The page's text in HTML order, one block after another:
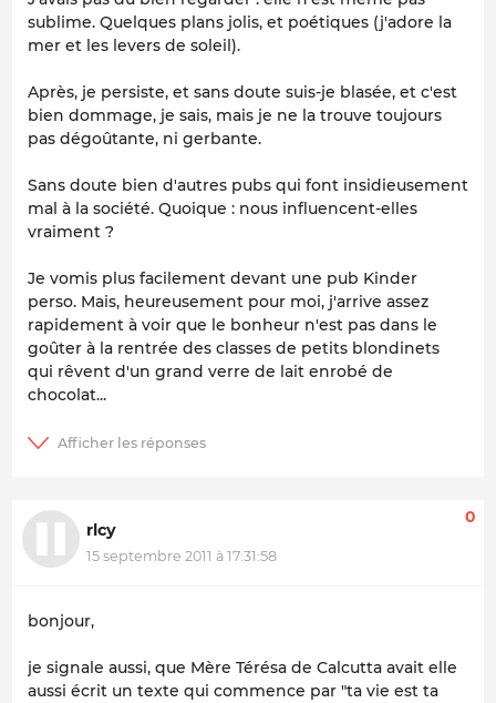
sublime. Quelques plans jolis, et poétiques (j'adore la
mer et les levers de soleil).
Après, je persiste, et sans doute suis-je blasée, et c'est
bien dommage, je sais, mais je ne la trouve toujours
pas dégoûtante, ni gerbante.
Sans doute bien d'autres pubs qui font insidieusement
mal à la société. Quoique : nous influencent-elles
vraiment ?
Je vomis plus facilement devant une pub Kinder
perso. Mais, heureusement pour moi, j'arrive assez
rapidement à voir que le bonheur n'est pas dans le
goûter à la rentrée des classes de petits blondinets
qui rêvent d'un grand verre de lait enrobé de
chocolat...
rlcy
15 septembre 2011 à 17:31:58
0
bonjour,
je signale aussi, que Mère Térésa de Calcutta avait elle
aussi écrit un texte qui commence par "ta vie est ta